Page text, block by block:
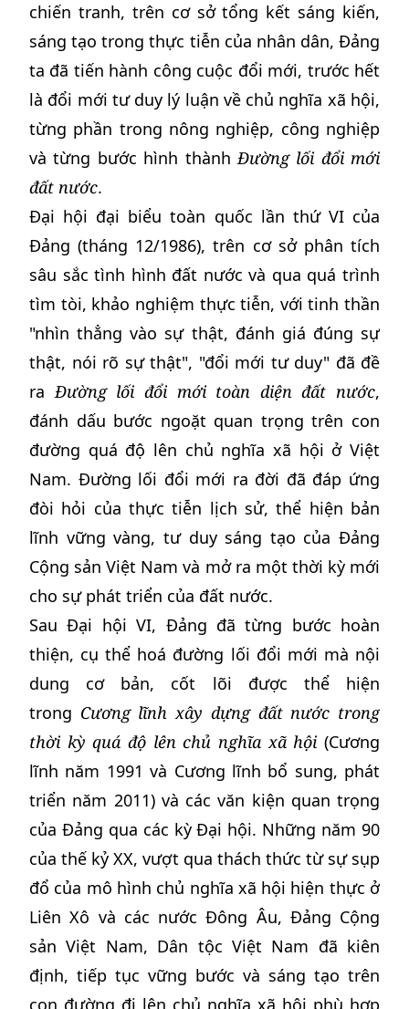
chiến tranh, trên cơ sở tổng kết sáng kiến,
sáng tạo trong thực tiễn của nhân dân, Đảng
ta đã tiến hành công cuộc đổi mới, trước hết
là đổi mới tư duy lý luận về chủ nghĩa xã hội,
từng phần trong nông nghiệp, công nghiệp
và từng bước hình thànhĐường lối đổi mới
đất nước.
Đại hội đại biểu toàn quốc lần thứ VI của
Đảng (tháng 12/1986), trên cơ sở phân tích
sâu sắc tình hình đất nước và qua quá trình
tìm tòi, khảo nghiệm thực tiễn, với tinh thần
"nhìn thẳng vào sự thật, đánh giá đúng sự
thật, nói rõ sự thật", "đổi mới tư duy" đã đề
raĐường lối đổi mới toàn diện đất nước,
đánh dấu bước ngoặt quan trọng trên con
đường quá độ lên chủ nghĩa xã hội ở Việt
Nam. Đường lối đổi mới ra đời đã đáp ứng
đòi hỏi của thực tiễn lịch sử, thể hiện bản
lĩnh vững vàng, tư duy sáng tạo của Đảng
Cộng sản Việt Nam và mở ra một thời kỳ mới
cho sự phát triển của đất nước.
Sau Đại hội VI, Đảng đã từng bước hoàn
thiện, cụ thể hoá đường lối đổi mới mà nội
dung cơ bản, cốt lõi được thể hiện
trong Cương lĩnh xây dựng đất nước trong
thời kỳ quá độ lên chủ nghĩa xã hội (Cương
lĩnh năm 1991 và Cương lĩnh bổ sung, phát
triển năm 2011) và các văn kiện quan trọng
của Đảng qua các kỳ Đại hội. Những năm 90
của thế kỷ XX, vượt qua thách thức từ sự sụp
đổ của mô hình chủ nghĩa xã hội hiện thực ở
Liên Xô và các nước Đông Âu, Đảng Cộng
sản Việt Nam, Dân tộc Việt Nam đã kiên
định, tiếp tục vững bước và sáng tạo trên
con đường đi lên chủ nghĩa xã hội phù hợp